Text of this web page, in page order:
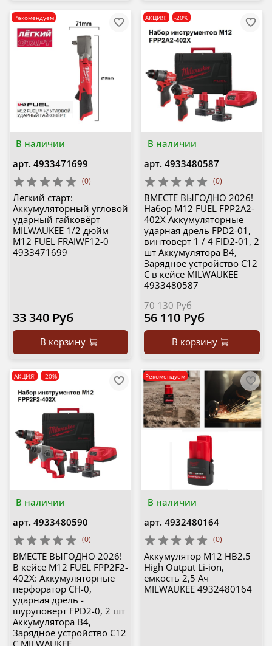
В наличии
Рекомендуем
арт. 4933471699
(0)
Легкий старт:
Аккумуляторный угловой
ударный гайковёрт
MILWAUKEE 1/2 дюйм
M12 FUEL FRAIWF12-0
4933471699
33 340 Руб
В корзину
В наличии
АКЦИЯ! -20%
арт. 4933480587
(0)
ВМЕСТЕ ВЫГОДНО 2026!
Набор M12 FUEL FPP2A2-
402X Аккумуляторные
ударная дрель FPD2-01,
винтоверт 1 / 4 FID2-01, 2
шт Аккумулятора B4,
Зарядное устройство C12
C в кейсе MILWAUKEE
4933480587
70 130 Руб
56 110 Руб
В корзину
В наличии
АКЦИЯ! -20%
арт. 4933480590
(0)
ВМЕСТЕ ВЫГОДНО 2026!
В кейсе M12 FUEL FPP2F2-
402X: Аккумуляторные
перфоратор CH-0,
ударная дрель -
шуруповерт FPD2-0, 2 шт
Аккумулятора B4,
Зарядное устройство C12
В наличии
Рекомендуем
арт. 4932480164
(0)
Аккумулятор M12 HB2.5
High Output Li-ion,
емкость 2,5 Ач
MILWAUKEE 4932480164